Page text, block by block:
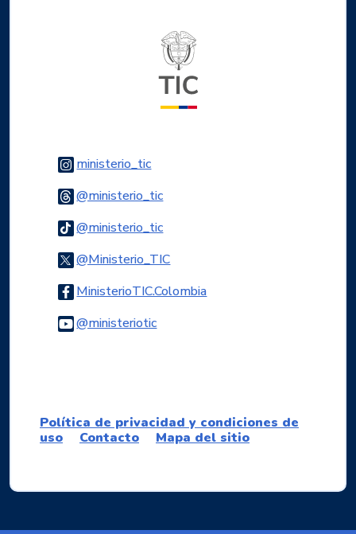
ministerio_ticLogo Instagram
@ministerio_ticLogo Threads
@ministerio_ticLogo Tiktok
@Ministerio_TICLogo Twitter
MinisterioTIC.ColombiaLogo Facebook
@ministerioticLogo Youtube
Política de privacidad y condiciones de
uso
Contacto Mapa del sitio